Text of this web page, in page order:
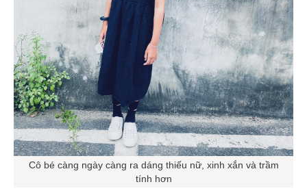
Cô bé càng ngày càng ra dáng thiếu nữ, xinh xắn và trầm
tính hơn